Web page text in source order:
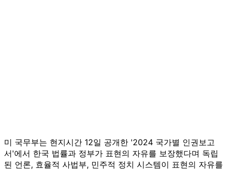
미 국무부는 현지시간 12일 공개한 '2024 국가별 인권보고
서'에서 한국 법률과 정부가 표현의 자유를 보장했다며 독립
된 언론, 효율적 사법부, 민주적 정치 시스템이 표현의 자유를